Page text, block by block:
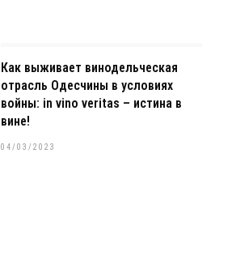
Как выживает винодельческая
отрасль Одесчины в условиях
войны: in vino veritas – истина в
вине!
04/03/2023